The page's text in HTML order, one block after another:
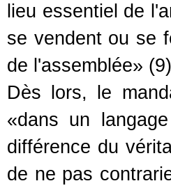
lieu essentiel de
se vendent ou se
de l'assemblée»
Dès lors, le
«dans un
différence du
de ne pas